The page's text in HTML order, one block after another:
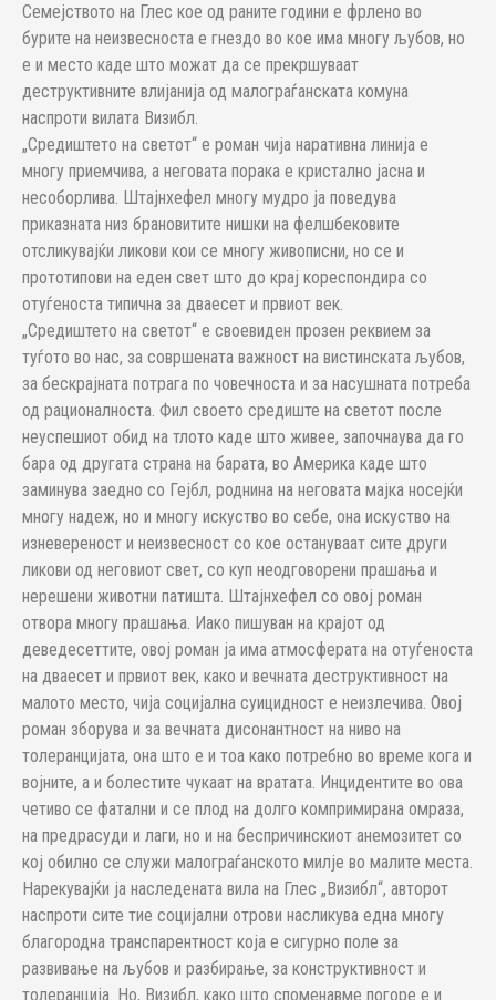
Семејството на Глес кое од раните години е фрлено во
бурите на неизвесноста е гнездо во кое има многу љубов, но
е и место каде што можат да се прекршуваат
деструктивните влијанија од малограѓанската комуна
наспроти вилата Визибл.
„Средиштето на светот“ е роман чија наративна линија е
многу приемчива, а неговата порака е кристално јасна и
несоборлива. Штајнхефел многу мудро ја поведува
приказната низ брановитите нишки на фелшбековите
отсликувајќи ликови кои се многу живописни, но се и
прототипови на еден свет што до крај кореспондира со
отуѓеноста типична за дваесет и првиот век.
„Средиштето на светот“ е своевиден прозен реквием за
туѓото во нас, за совршената важност на вистинската љубов,
за бескрајната потрага по човечноста и за насушната потреба
од рационалноста. Фил своето средиште на светот после
неуспешиот обид на тлото каде што живее, започнаува да го
бара од другата страна на барата, во Америка каде што
заминува заедно со Гејбл, роднина на неговата мајка носејќи
многу надеж, но и многу искуство во себе, она искуство на
изневереност и неизвесност со кое остануваат сите други
ликови од неговиот свет, со куп неодговорени прашања и
нерешени животни патишта. Штајнхефел со овој роман
отвора многу прашања. Иако пишуван на крајот од
деведесеттите, овој роман ја има атмосферата на отуѓеноста
на дваесет и првиот век, како и вечната деструктивност на
малото место, чија социјална суицидност е неизлечива. Овој
роман зборува и за вечната дисонантност на ниво на
толеранцијата, она што е и тоа како потребно во време кога и
војните, а и болестите чукаат на вратата. Инцидентите во ова
четиво се фатални и се плод на долго компримирана омраза,
на предрасуди и лаги, но и на беспричинскиот анемозитет со
кој обилно се служи малограѓанското милје во малите места.
Нарекувајќи ја наследената вила на Глес „Визибл“, авторот
наспроти сите тие социјални отрови насликува една многу
благородна транспарентност која е сигурно поле за
развивање на љубов и разбирање, за конструктивност и
толеранција. Но, Визибл, како што споменавме погоре е и